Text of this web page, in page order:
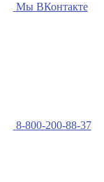
Мы ВКонтакте
8-800-200-88-37